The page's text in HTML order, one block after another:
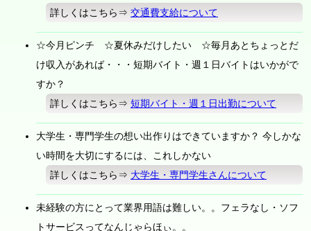
詳しくはこちら⇒交通費支給について
☆今月ピンチ ☆夏休みだけしたい ☆毎月あとちょっとだ
け収入があれば・・・短期バイト・週１日バイトはいかがで
すか？
詳しくはこちら⇒短期バイト・週１日出勤について
大学生・専門学生の想い出作りはできていますか？ 今しかな
い時間を大切にするには、これしかない
詳しくはこちら⇒ 大学生・専門学生さんについて
未経験の方にとって業界用語は難しい。。フェラなし・ソフ
トサービスってなんじゃらほぃ。。